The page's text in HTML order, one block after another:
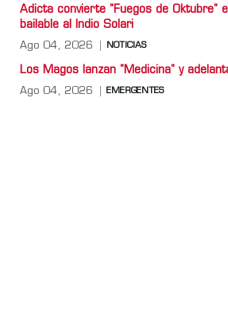
Adicta convierte "Fuegos de Oktubre"
bailable al Indio Solari
Ago 04, 2026 NOTICIAS
Los Magos lanzan "Medicina" y
Ago 04, 2026 EMERGENTES